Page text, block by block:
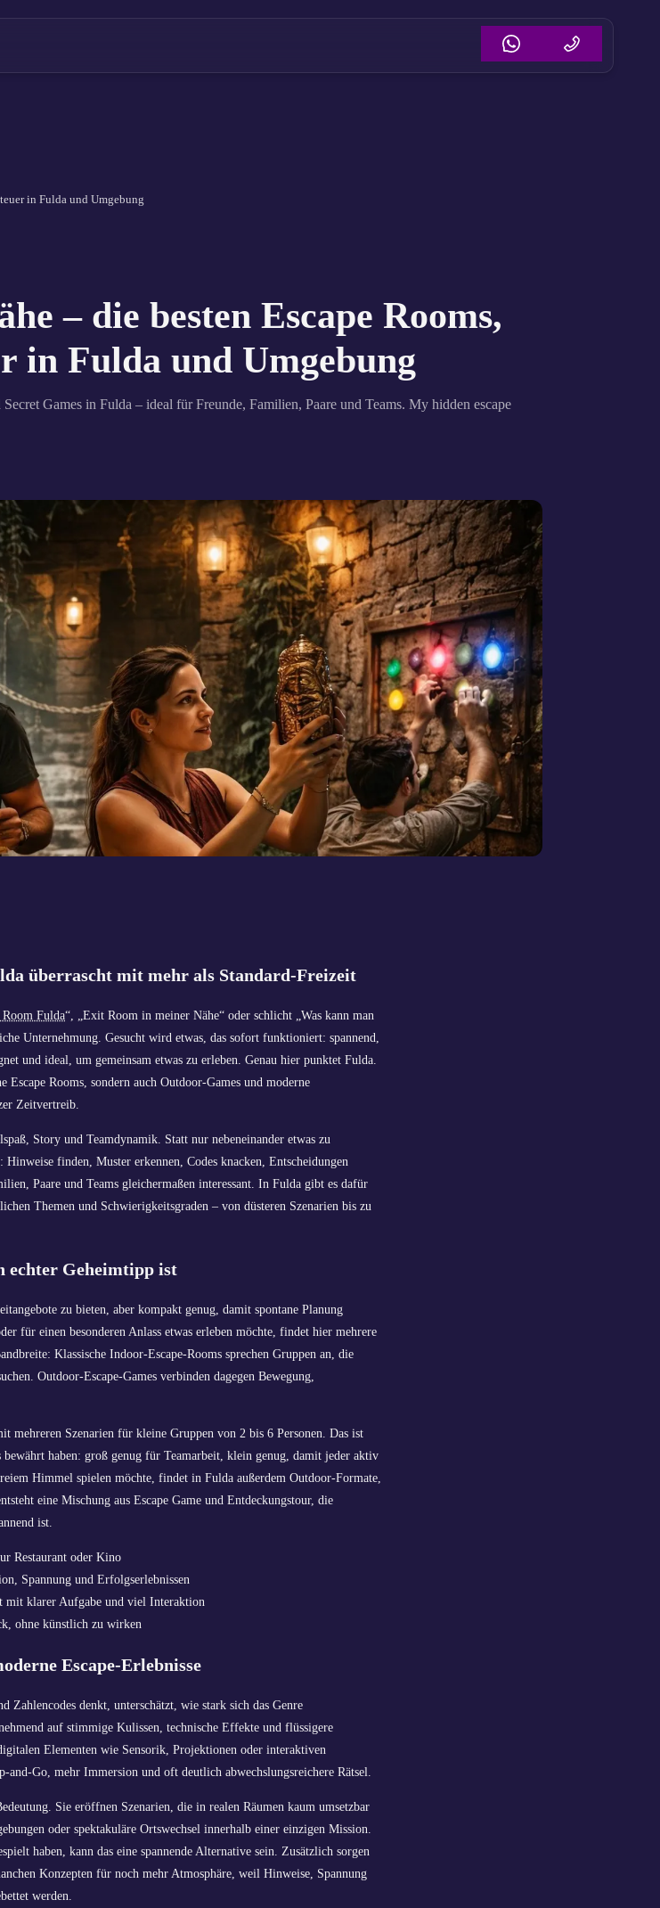
in Fulda und Umgebung
– die besten Escape Rooms,
in Fulda und Umgebung
Games in Fulda – ideal für Freunde, Familien, Paare und Teams. My hidden escape
überrascht mit mehr als Standard-Freizeit
Room Fulda“, „Exit Room in meiner Nähe“ oder schlicht „Was kann man
Unternehmung. Gesucht wird etwas, das sofort funktioniert: spannend,
und ideal, um gemeinsam etwas zu erleben. Genau hier punktet Fulda.
Rooms, sondern auch Outdoor-Games und moderne
Zeitvertreib.
Story und Teamdynamik. Statt nur nebeneinander etwas zu
finden, Muster erkennen, Codes knacken, Entscheidungen
Paare und Teams gleichermaßen interessant. In Fulda gibt es dafür
Themen und Schwierigkeitsgraden – von düsteren Szenarien bis zu
echter Geheimtipp ist
zu bieten, aber kompakt genug, damit spontane Planung
für einen besonderen Anlass etwas erleben möchte, findet hier mehrere
Klassische Indoor-Escape-Rooms sprechen Gruppen an, die
Outdoor-Escape-Games verbinden dagegen Bewegung,
mehreren Szenarien für kleine Gruppen von 2 bis 6 Personen. Das ist
haben: groß genug für Teamarbeit, klein genug, damit jeder aktiv
Himmel spielen möchte, findet in Fulda außerdem Outdoor-Formate,
eine Mischung aus Escape Game und Entdeckungstour, die
ist.
Restaurant oder Kino
Spannung und Erfolgserlebnissen
mit klarer Aufgabe und viel Interaktion
ohne künstlich zu wirken
Escape-Erlebnisse
Zahlencodes denkt, unterschätzt, wie stark sich das Genre
auf stimmige Kulissen, technische Effekte und flüssigere
Elementen wie Sensorik, Projektionen oder interaktiven
and-Go, mehr Immersion und oft deutlich abwechslungsreichere Rätsel.
Sie eröffnen Szenarien, die in realen Räumen kaum umsetzbar
oder spektakuläre Ortswechsel innerhalb einer einzigen Mission.
haben, kann das eine spannende Alternative sein. Zusätzlich sorgen
Konzepten für noch mehr Atmosphäre, weil Hinweise, Spannung
werden.